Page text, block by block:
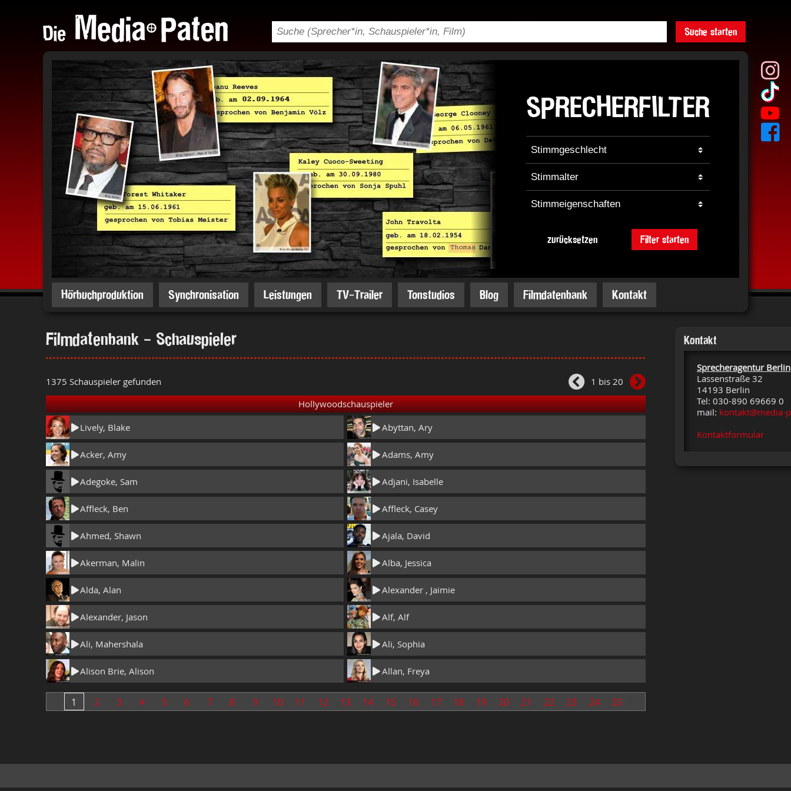
Suche starten
SPRECHERFILTER
zurücksetzen Filter starten
Hörbuchproduktion Synchronisation Leistungen TV-Trailer Tonstudios Blog Filmdatenbank Kontakt
Filmdatenbank - Schauspieler
1375 Schauspieler gefunden
1 bis 20
Hollywoodschauspieler
Lively, Blake Abyttan, Ary
Acker, Amy Adams, Amy
Adegoke, Sam Adjani, Isabelle
Affleck, Ben Affleck, Casey
Ahmed, Shawn Ajala, David
Akerman, Malin Alba, Jessica
Alda, Alan Alexander , Jaimie
Alexander, Jason Alf, Alf
Ali, Mahershala Ali, Sophia
Alison Brie, Alison Allan, Freya
1 2 3 4 5 6 7 8 9 10 11 12 13 14 15 16 17 18 19 20 21 22 23 24 25
Kontakt
Sprecheragentur Berlin
Lassenstraße 32
14193 Berlin
Tel: 030-890 69669 0
mail: kontakt@media-
Kontaktformular